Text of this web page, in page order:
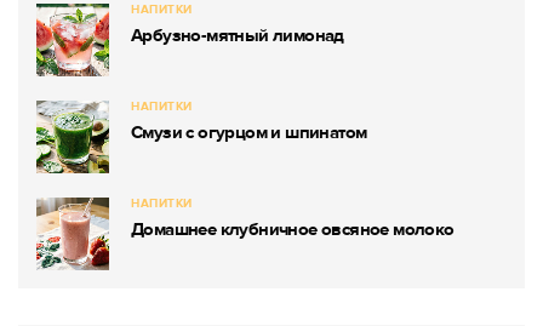
НАПИТКИ
Арбузно-мятный лимонад
НАПИТКИ
Смузи с огурцом и шпинатом
НАПИТКИ
Домашнее клубничное овсяное молоко